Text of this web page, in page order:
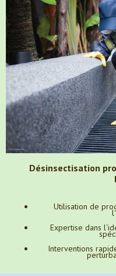
Désinsectisation
Utilisation de
Expertise dans
Interventions